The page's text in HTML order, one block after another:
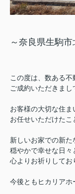
～奈良県生駒
この度は、数ある不
ご成約いただきまし
お客様の大切な住ま
お任せいただけたこ
新しいお家での新た
穏やかで幸せな日々
心よりお祈りしてお
今後ともヒカリアホ